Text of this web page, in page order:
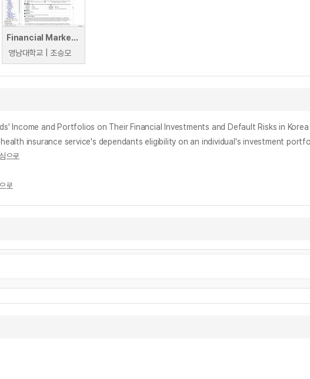
Financial Markets and Investment Analysis
영남대학교 | 조승모
Income and Portfolios on Their Financial Investments and Default Risks in Korea
health insurance service's dependants eligibility on an individual's investment
으로
로